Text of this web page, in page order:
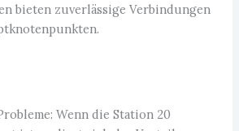
bieten zuverlässige Verbindungen
Wenn die Station 20